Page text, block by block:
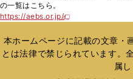
の一覧はこちら。
https://aebs.or.jp/
新
い
ウ
ィ
本ホームページに記載の文章・
とは法律で禁じられています。
属し